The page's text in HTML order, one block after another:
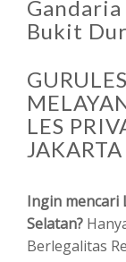
Gandaria
Bukit
LES
Ingin mencari
Selatan?
Berlegalitas